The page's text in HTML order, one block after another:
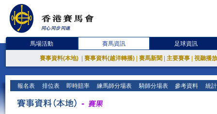
馬場活動 賽馬資訊 足球資訊
賽事資料(本地) 賽事資料(越洋轉播) 賽馬新聞 主要賽事 視聽播
報名表 排位表 即時賠率 練馬師分場表 騎師分場表 參考資料 統